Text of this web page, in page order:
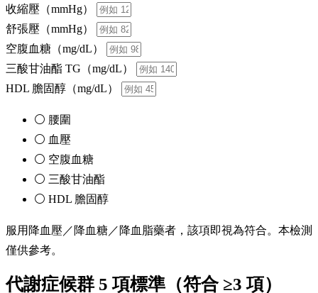
收縮壓（mmHg）
舒張壓（mmHg）
空腹血糖（mg/dL）
三酸甘油酯 TG（mg/dL）
HDL 膽固醇（mg/dL）
⚪ 腰圍
⚪ 血壓
⚪ 空腹血糖
⚪ 三酸甘油酯
⚪ HDL 膽固醇
服用降血壓／降血糖／降血脂藥者，該項即視為符合。本檢測
僅供參考。
代謝症候群 5 項標準（符合 ≥3 項）